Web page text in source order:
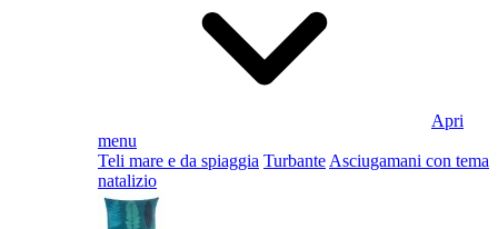
Apri
menu
Teli mare e da spiaggia Turbante Asciugamani con tema
natalizio